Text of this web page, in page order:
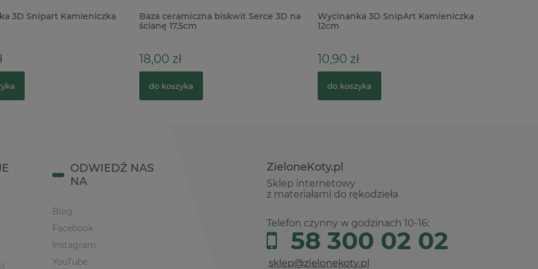
3D Snipart Kamieniczka
Baza ceramiczna biskwit Serce 3D na
ścianę 17,5cm
18,00 zł
do koszyka
Wycinanka 3D SnipArt Kamieniczka
12cm
10,90 zł
do koszyka
ZieloneKoty.pl
Sklep internetowy
z materiałami do rękodzieła
Telefon czynny w godzinach 10-16:
58 300 02 02
ODWIEDŹ NAS
NA
Blog
Facebook
Instagram
YouTube